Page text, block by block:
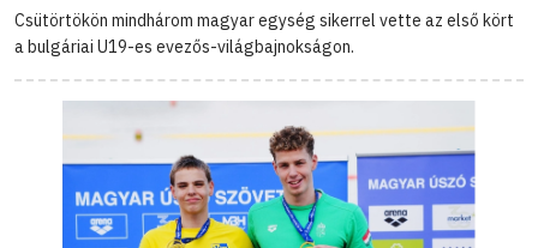
Csütörtökön mindhárom magyar egység sikerrel vette az első kört
a bulgáriai U19-es evezős-világbajnokságon.